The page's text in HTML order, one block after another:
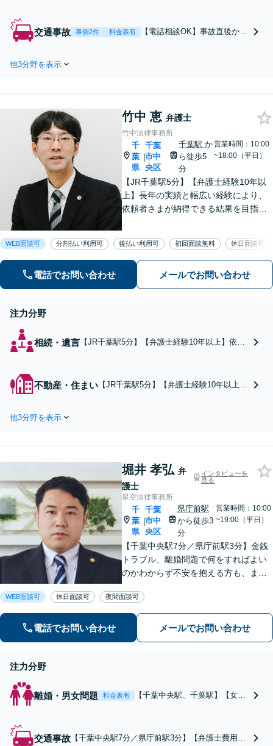
を見据えた円満相続を目指
します。
交通事故 事例2件 料金表有
【電話相談OK】事故直後から
可】「後遺障害の等級認定に
通院に関するアドバイスも！
【休日・夜間面談可】
他3分野を表示
竹中 恵 弁護士
竹中法律事務所
千
葉
県
|
千葉
市中
央区
千葉駅 か
ら徒歩5
分
営業時間：10:00
~18:00（平日）
【JR千葉駅5分】【弁護士経験10年以
上】長年の実績と幅広い経験により、
依頼者さまが納得できる結果を目指し
い】オーナーの方からの案件を解決し
た実績多数【初回相談無料】
WEB面談可 分割払い利用可 後払い利用可 初回面談無料 休日面談可
電話でお問い合わせ メールでお問い合わせ
注力分野
相続・遺言 【JR千葉駅5分】【弁護士経験10年以上】依頼
など、トラブルを防ぐための事前対策について
もご相談ください【初回相談無料】
不動産・住まい 【JR千葉駅5分】【弁護士経験10年以上】
応。【初回相談無料】
他3分野を表示
堀井 孝弘 弁
護士
インタビューを
見る
星空法律事務所
千
葉
県
|
千葉
市中
央区
県庁前駅
から徒歩3
分
営業時間：10:00
~19:00（平日）
【千葉中央駅7分／県庁前駅3分】金銭
トラブル、離婚問題で何をすればよい
のかわからず不安を抱える方も、まず
故：軽微に見えるケガでも、裁判基準
で算定すれば賠償額が大幅に増額され
る可能性があります【土・夜間のご相
談可】
WEB面談可 休日面談可 夜間面談可
電話でお問い合わせ メールでお問い合わせ
注力分野
離婚・男女問題 料金表有
【千葉中央駅、千葉駅】【女性
い、養育費を請求したい。相談
者様の希望をお聴きしたうえ
交通事故 【千葉中央駅7分／県庁前駅3分】【弁護士費用特